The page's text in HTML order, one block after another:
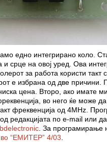
едно интегрирано коло.
срце на овој уред. Ова
за работа користи такт
е избрана од две причини.
цена. Второ, ако имате
во него ќе може да
фреквенција од 4MHz.
редакцијата по e-mail или да
. За програмирање
во “ЕМИТЕР” 4/03